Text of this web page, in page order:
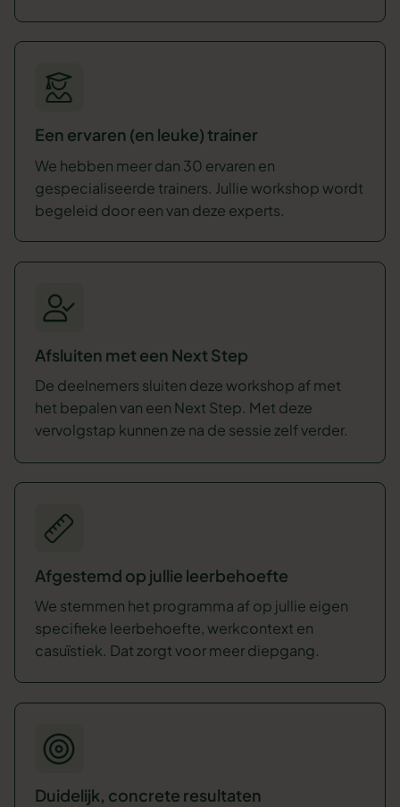
Een ervaren (en leuke) trainer
We hebben meer dan 30 ervaren en
gespecialiseerde trainers. Jullie workshop wordt
begeleid door een van deze experts.
Afsluiten met een Next Step
De deelnemers sluiten deze workshop af met
het bepalen van een Next Step. Met deze
vervolgstap kunnen ze na de sessie zelf verder.
Afgestemd op jullie leerbehoefte
We stemmen het programma af op jullie eigen
specifieke leerbehoefte, werkcontext en
casuïstiek. Dat zorgt voor meer diepgang.
Duidelijk, concrete resultaten